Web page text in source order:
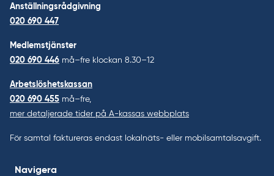
Anställningsrådgivning
020 690 447
Medlemstjänster
020 690 446 må–fre klockan 8.30–12
Arbetslöshetskassan
020 690 455 må–fre,
mer detaljerade tider på A-kassas webbplats
För samtal faktureras endast lokalnäts- eller mobilsamtalsavgift.
Navigera